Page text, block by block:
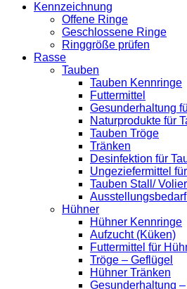
Kennzeichnung
Offene Ringe
Geschlossene Ringe
Ringgröße prüfen
Rasse
Tauben
Tauben Kennringe
Futtermittel
Gesunderhaltung
Naturprodukte für
Tauben Tröge
Tränken
Desinfektion für
Ungeziefermittel
Tauben Stall/
Hühner
Hühner Kennringe
Aufzucht (Küken)
Futtermittel für
Tröge – Geflügel
Hühner Tränken
Gesunderhaltung –